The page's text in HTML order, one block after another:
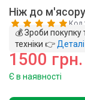
Ніж до
Код
💰 Зроби
техніки 👉
1500 грн.
Є в наявності